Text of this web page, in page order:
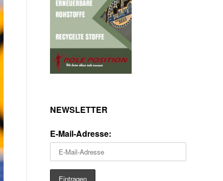
NEWSLETTER
E-Mail-Adresse: